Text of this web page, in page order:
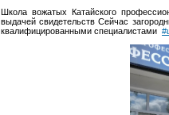
Школа вожатых Катайского
выдачей свидетельств Сейчас
квалифицированными специалистами